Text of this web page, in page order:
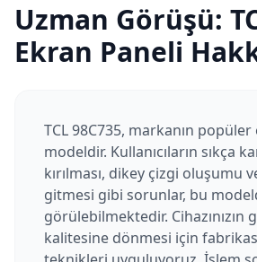
Uzman Görüşü:
Ekran Paneli
TCL 98C735, markanın
modeldir. Kullanıcıların sıkça
kırılması, dikey çizgi oluşumu
gitmesi gibi sorunlar, bu
görülebilmektedir. Cihazınızın
kalitesine dönmesi için